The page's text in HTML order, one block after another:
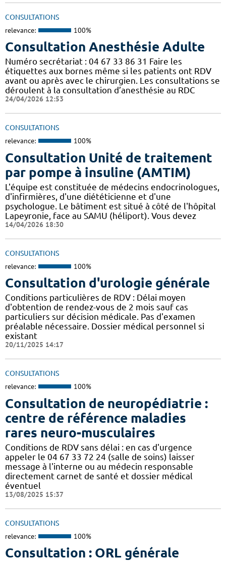
CONSULTATIONS
relevance: 100%
Consultation Anesthésie Adulte
Numéro secrétariat : 04 67 33 86 31 Faire les
étiquettes aux bornes même si les patients ont RDV
avant ou après avec le chirurgien. Les consultations se
déroulent à la consultation d’anesthésie au RDC
24/04/2026 12:53
CONSULTATIONS
relevance: 100%
Consultation Unité de traitement
par pompe à insuline (AMTIM)
L'équipe est constituée de médecins endocrinologues,
d'infirmières, d'une diététicienne et d'une
psychologue. Le bâtiment est situé à côté de l'hôpital
Lapeyronie, face au SAMU (héliport). Vous devez
14/04/2026 18:30
CONSULTATIONS
relevance: 100%
Consultation d'urologie générale
Conditions particulières de RDV : Délai moyen
d'obtention de rendez-vous de 2 mois sauf cas
particuliers sur décision médicale. Pas d'examen
préalable nécessaire. Dossier médical personnel si
existant
20/11/2025 14:17
CONSULTATIONS
relevance: 100%
Consultation de neuropédiatrie :
centre de référence maladies
rares neuro-musculaires
Conditions de RDV sans délai : en cas d'urgence
appeler le 04 67 33 72 24 (salle de soins) laisser
message à l'interne ou au médecin responsable
directement carnet de santé et dossier médical
éventuel
13/08/2025 15:37
CONSULTATIONS
relevance: 100%
Consultation : ORL générale